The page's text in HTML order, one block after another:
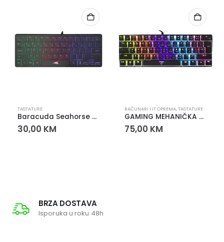
TASTATURE
Baracuda Seahorse BGK-04141 RGB Gaming Tastatura 60% 64 Tipke
30,00 KM
RAČUNARI I IT OPREMA,TASTATURE
GAMING MEHANIČKA TASTATURA WHITE SHARK ASHIKO
75,00 KM
BRZA DOSTAVA
Isporuka u roku 48h